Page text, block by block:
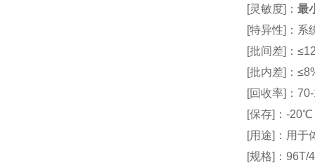
[灵敏度]：最
[特异性]：系
[批间差]：
[批内差]：
[回收率]：
[保存]：-
[用途]：用于
[规格]：96T/